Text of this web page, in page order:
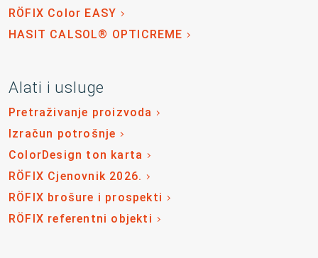
RÖFIX Color EASY
HASIT CALSOL® OPTICREME
Alati i usluge
Pretraživanje proizvoda
Izračun potrošnje
ColorDesign ton karta
RÖFIX Cjenovnik 2026.
RÖFIX brošure i prospekti
RÖFIX referentni objekti